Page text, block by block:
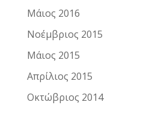
Μάιος 2016
Νοέμβριος 2015
Μάιος 2015
Απρίλιος 2015
Οκτώβριος 2014